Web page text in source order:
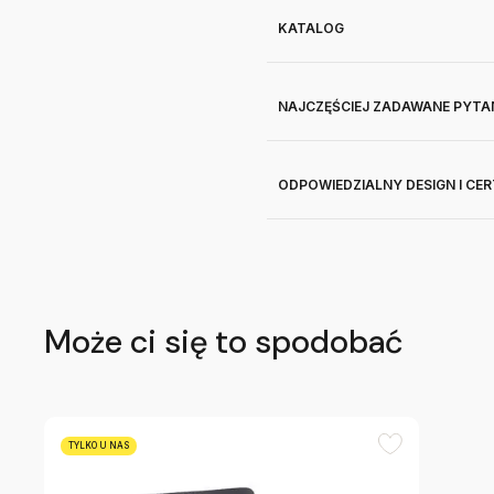
KATALOG
NAJCZĘŚCIEJ ZADAWANE
ODPOWIEDZIALNY DESIGN I
Może ci się to spodobać
TYLKO U NAS